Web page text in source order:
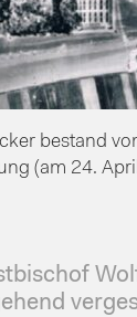
bestand
(am 24.